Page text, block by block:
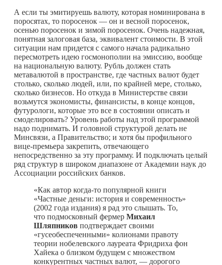
А если ты эмитируешь валюту, которая номинирована в
поросятах, то поросенок — он и весной поросенок,
осенью поросенок и зимой поросенок. Очень надежная,
понятная залоговая база, эквивалент стоимости. В этой
ситуации нам придется с самого начала радикально
пересмотреть идею госмонополии на эмиссию, вообще
на национальную валюту. Рубль должен стать
метавалютой в пространстве, где частных валют будет
столько, сколько людей, или, по крайней мере, столько,
сколько бизнесов. Но откуда в Министерстве связи
возьмутся экономисты, финансисты, в конце концов,
футурологи, которые это все в состоянии описать и
смоделировать? Уровень работы над этой программой
надо поднимать. И головной структурой делать не
Минсвязи, а Правительство; и хотя бы профильного
вице-премьера закрепить, отвечающего
непосредственно за эту программу. И подключать целый
ряд структур в широком диапазоне от Академии наук до
Ассоциации российских банков.
«Как автор когда-то популярной книги
«Частные деньги: история и современность»
(2002 года издания) я рад это слышать. То,
что подмосковный фермер Михаил
Шляпников подтверждает своими
«гусеобеспеченными» колионами правоту
теории нобелевского лауреата Фридриха фон
Хайека о близком будущем с множеством
конкурентных частных валют, — дорогого